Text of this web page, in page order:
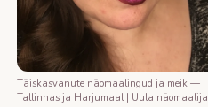
Täiskasvanute näomaalingud ja meik —
Tallinnas ja Harjumaal | Uula näomaalija